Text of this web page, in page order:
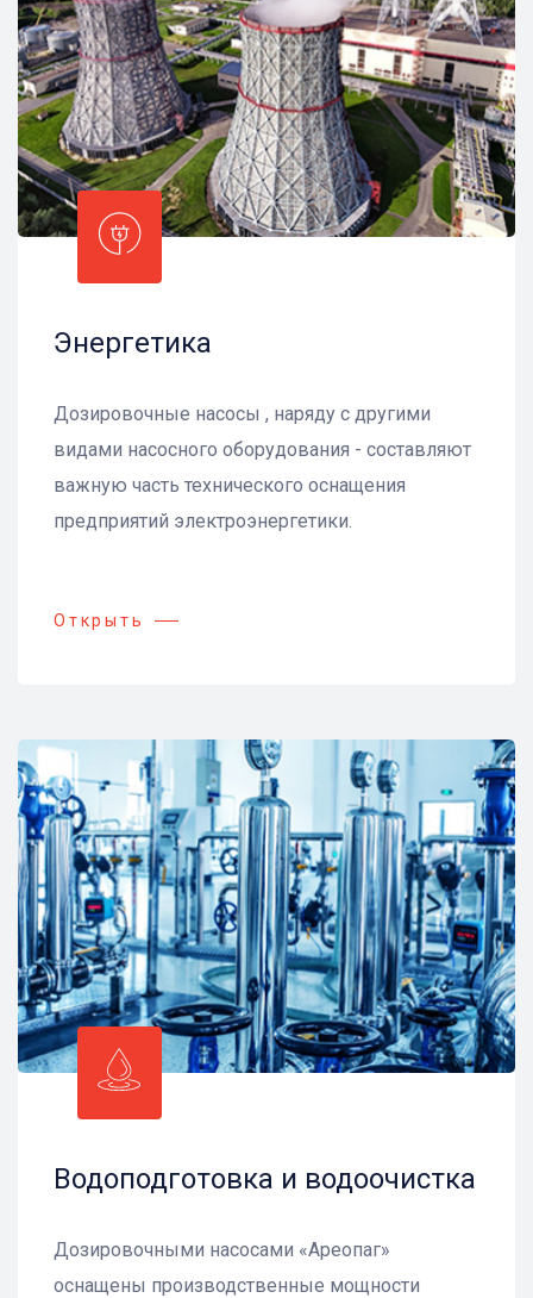
Энергетика
Дозировочные насосы , наряду с другими
видами насосного оборудования - составляют
важную часть технического оснащения
предприятий электроэнергетики.
Открыть
Водоподготовка и водоочистка
Дозировочными насосами «Ареопаг»
оснащены производственные мощности